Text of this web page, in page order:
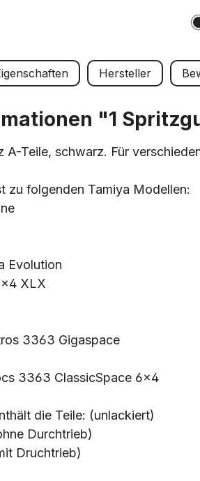
Hersteller
"1
A-Teile, schwarz. Für
zu folgenden Tamiya Modellen:
Evolution
XLX
3363 Gigaspace
3363 ClassicSpace 6x4
die Teile: (unlackiert)
Durchtrieb)
Druchtrieb)